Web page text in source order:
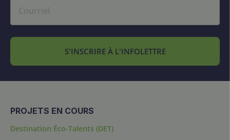
S'INSCRIRE À L'INFOLETTRE
PROJETS EN COURS
Destination Éco-Talents (DET)